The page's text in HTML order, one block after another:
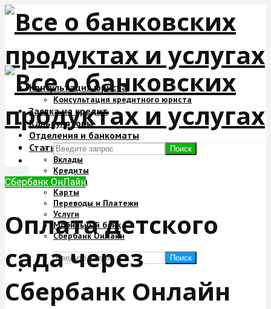
Консультация юриста
Консультация кредитного юриста
Заявка на кредит
Калькуляторы
Отделения и банкоматы
Статьи
Вклады
Кредиты
Ипотека
Карты
Переводы и Платежи
Услуги
Мобильный банк
Сбербанк ОнЛайн
Поиск
Поиск
Сбербанк ОнЛайн
Оплата детского
сада через
Сбербанк Онлайн